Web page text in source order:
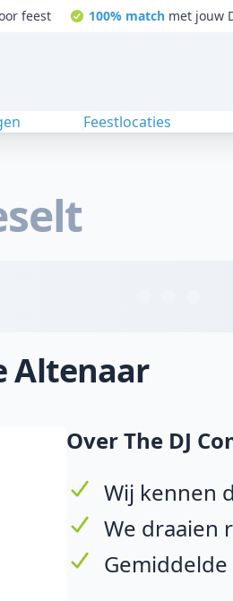
feest 100% matchmet jouw
Feestlocaties
Altenaar
Over The DJ
Wij kennen
We draaien